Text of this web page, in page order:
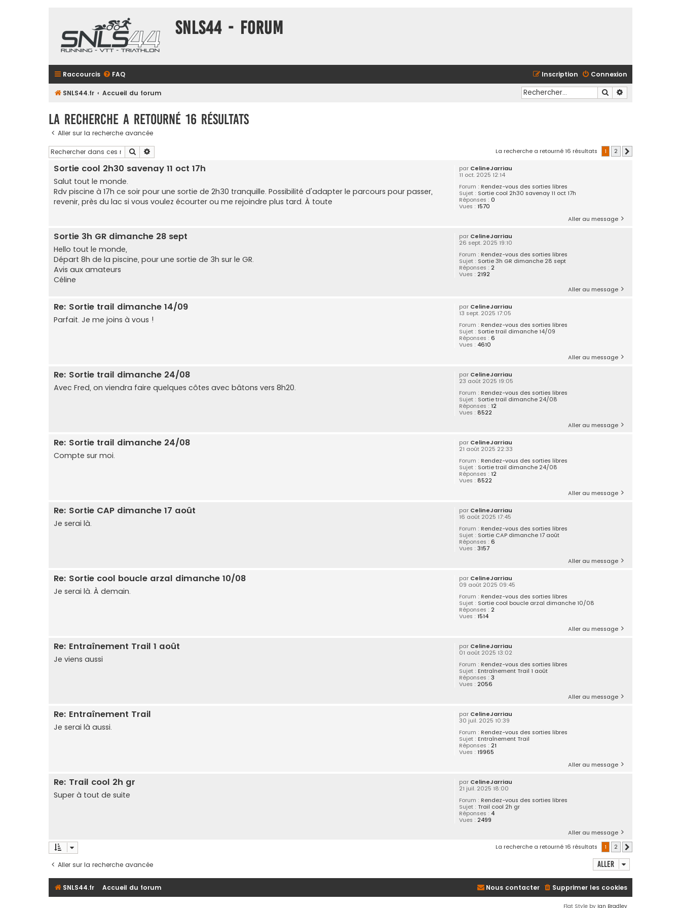
SNLS44 - Forum
Raccourcis FAQ Connexion
Inscription
SNLS44.fr Accueil du forum Rechercher
La recherche a retourné 16 résultats
Aller sur la recherche avancée
Rechercher La recherche a retourné 16 résultats 1 2
par CelineJarriau
11 oct. 2025 12:14
Forum : Rendez-vous des sorties libres
Sujet : Sortie cool 2h30 savenay 11 oct 17h
Réponses : 0
Vues : 1570
Sortie cool 2h30 savenay 11 oct 17h
Salut tout le monde.
Rdv piscine à 17h ce soir pour une sortie de 2h30 tranquille. Possibilité d'adapter le parcours pour passer,
revenir, près du lac si vous voulez écourter ou me rejoindre plus tard. À toute
Aller au message
par CelineJarriau
26 sept. 2025 19:10
Forum : Rendez-vous des sorties libres
Sujet : Sortie 3h GR dimanche 28 sept
Réponses : 2
Vues : 2192
Sortie 3h GR dimanche 28 sept
Hello tout le monde,
Départ 8h de la piscine, pour une sortie de 3h sur le GR.
Avis aux amateurs
Céline
Aller au message
par CelineJarriau
13 sept. 2025 17:05
Forum : Rendez-vous des sorties libres
Sujet : Sortie trail dimanche 14/09
Réponses : 6
Vues : 4610
Re: Sortie trail dimanche 14/09
Parfait. Je me joins à vous !
Aller au message
par CelineJarriau
23 août 2025 19:05
Forum : Rendez-vous des sorties libres
Sujet : Sortie trail dimanche 24/08
Réponses : 12
Vues : 8522
Re: Sortie trail dimanche 24/08
Avec Fred, on viendra faire quelques côtes avec bâtons vers 8h20.
Aller au message
par CelineJarriau
21 août 2025 22:33
Forum : Rendez-vous des sorties libres
Sujet : Sortie trail dimanche 24/08
Réponses : 12
Vues : 8522
Re: Sortie trail dimanche 24/08
Compte sur moi.
Aller au message
par CelineJarriau
16 août 2025 17:45
Forum : Rendez-vous des sorties libres
Sujet : Sortie CAP dimanche 17 août
Réponses : 6
Vues :3157
Re: Sortie CAP dimanche 17 août
Je serai là.
Aller au message
par CelineJarriau
09 août 2025 09:45
Forum : Rendez-vous des sorties libres
Sujet : Sortie cool boucle arzal dimanche 10/08
Réponses : 2
Vues : 1514
Re: Sortie cool boucle arzal dimanche 10/08
Je serai là. À demain.
Aller au message
par CelineJarriau
01 août 2025 13:02
Forum : Rendez-vous des sorties libres
Sujet : Entraînement Trail 1 août
Réponses :3
Vues : 2056
Re: Entraînement Trail 1 août
Je viens aussi
Aller au message
par CelineJarriau
30 juil. 2025 10:39
Forum : Rendez-vous des sorties libres
Sujet : Entraînement Trail
Réponses : 21
Vues : 19965
Re: Entraînement Trail
Je serai là aussi.
Aller au message
par CelineJarriau
21 juil. 2025 18:00
Forum : Rendez-vous des sorties libres
Sujet : Trail cool 2h gr
Réponses : 4
Vues : 2499
Re: Trail cool 2h gr
Super à tout de suite
Aller au message
La recherche a retourné 16 résultats
1 2
Aller sur la recherche avancée Aller
SNLS44.fr Accueil du forum Supprimer les cookies
Nous contacter
Flat Style by Ian Bradley